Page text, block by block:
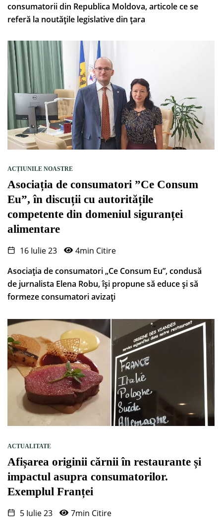
consumatorii din Republica Moldova, articole ce se
referă la noutățile legislative din țara
ACȚIUNILE NOASTRE
Asociația de consumatori ”Ce Consum
Eu”, în discuții cu autoritățile
competente din domeniul siguranței
alimentare
16 Iulie 23
4min Citire
Asociația de consumatori „Ce Consum Eu”, condusă
de jurnalista Elena Robu, își propune să educe și să
formeze consumatori avizați
ACTUALITATE
Afișarea originii cărnii în restaurante și
impactul asupra consumatorilor.
Exemplul Franței
5 Iulie 23 7min Citire